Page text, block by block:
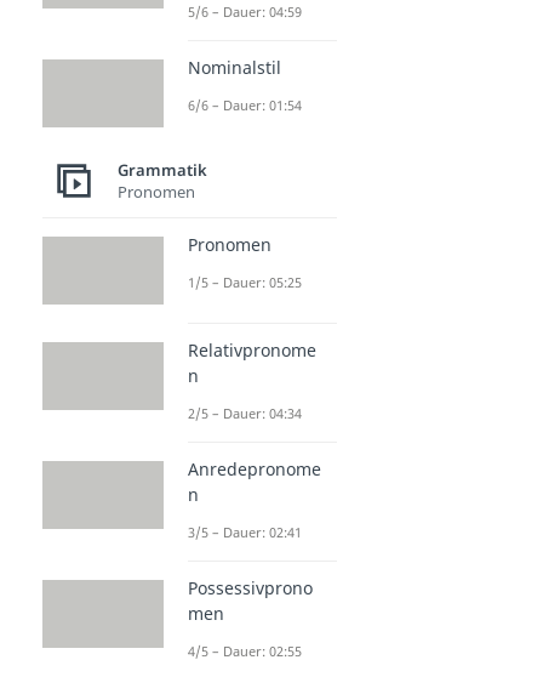
5/6 – Dauer: 04:59
Nominalstil
6/6 – Dauer: 01:54
Grammatik
Pronomen
Pronomen
1/5 – Dauer: 05:25
Relativpronome
n
2/5 – Dauer: 04:34
Anredepronome
n
3/5 – Dauer: 02:41
Possessivprono
men
4/5 – Dauer: 02:55